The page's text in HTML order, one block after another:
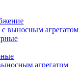
выносным агрегатом
агрегатом